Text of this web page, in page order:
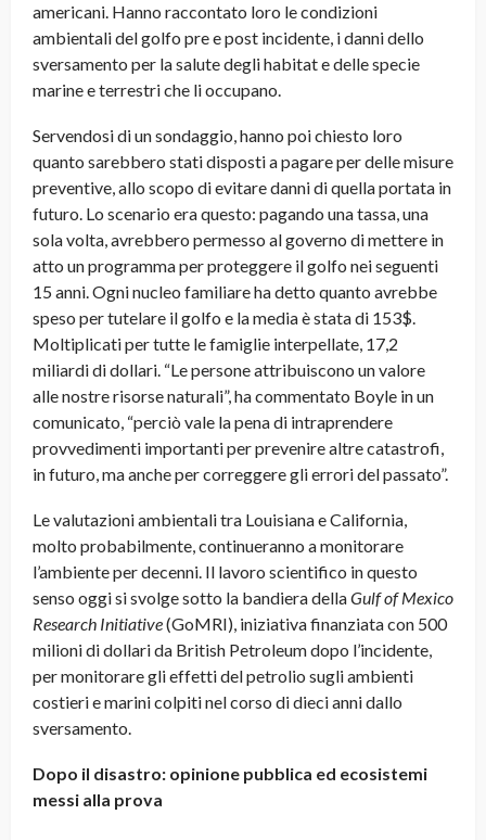
americani. Hanno raccontato loro le condizioni
ambientali del golfo pre e post incidente, i danni dello
sversamento per la salute degli habitat e delle specie
marine e terrestri che li occupano.
Servendosi di un sondaggio, hanno poi chiesto loro
quanto sarebbero stati disposti a pagare per delle misure
preventive, allo scopo di evitare danni di quella portata in
futuro. Lo scenario era questo: pagando una tassa, una
sola volta, avrebbero permesso al governo di mettere in
atto un programma per proteggere il golfo nei seguenti
15 anni. Ogni nucleo familiare ha detto quanto avrebbe
speso per tutelare il golfo e la media è stata di 153$.
Moltiplicati per tutte le famiglie interpellate, 17,2
miliardi di dollari. “Le persone attribuiscono un valore
alle nostre risorse naturali”, ha commentato Boyle in un
comunicato, “perciò vale la pena di intraprendere
provvedimenti importanti per prevenire altre catastrofi,
in futuro, ma anche per correggere gli errori del passato”.
Le valutazioni ambientali tra Louisiana e California,
molto probabilmente, continueranno a monitorare
l’ambiente per decenni. Il lavoro scientifico in questo
senso oggi si svolge sotto la bandiera dellaGulf of Mexico
Research Initiative(GoMRI), iniziativa finanziata con 500
milioni di dollari da British Petroleum dopo l’incidente,
per monitorare gli effetti del petrolio sugli ambienti
costieri e marini colpiti nel corso di dieci anni dallo
sversamento.
Dopo il disastro: opinione pubblica ed ecosistemi
messi alla prova